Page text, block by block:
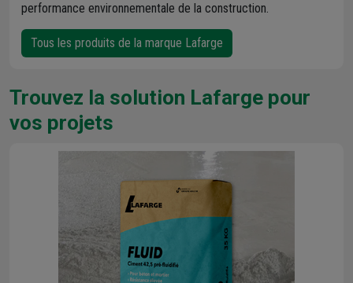
performance environnementale de la construction.
Tous les produits de la marque Lafarge
Trouvez la solution Lafarge pour
vos projets